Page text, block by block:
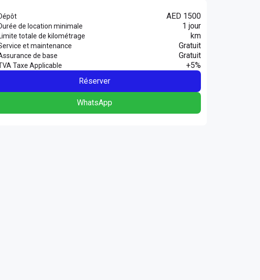
AED 1500
de location minimale 1 jour
totale de kilométrage km
et maintenance Gratuit
de base Gratuit
Taxe Applicable
+5%
Réserver
WhatsApp